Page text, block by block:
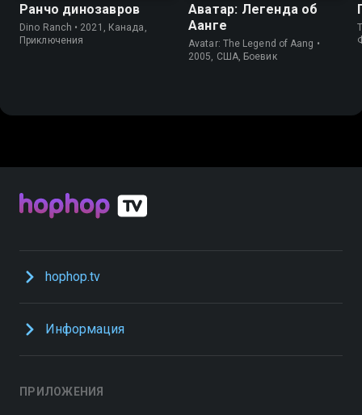
Ранчо динозавров
Dino Ranch • 2021, Канада,
Приключения
Аватар: Легенда об
Аанге
Avatar: The Legend of Aang •
2005, США, Боевик
hophop.tv
Информация
ПРИЛОЖЕНИЯ